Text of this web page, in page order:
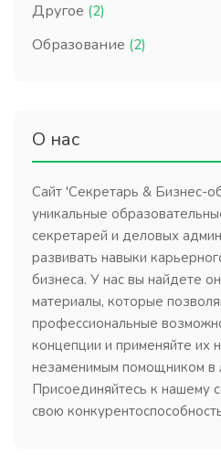
Другое (2)
Образование (2)
О нас
Сайт 'Секретарь & Бизнес-
уникальные
секретарей и деловых
развивать навыки
бизнеса. У нас вы найдете
материалы, которые
профессиональные
концепции и применяйте их
незаменимым помощником в
Присоединяйтесь к нашему
свою